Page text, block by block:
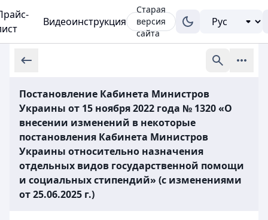
Видеоинструкция
Старая
версия
сайта
Постановление Кабинета Министров
Украины от 15 ноября 2022 года № 1320 «О
внесении изменений в некоторые
постановления Кабинета Министров
Украины относительно назначения
отдельных видов государственной помощи
и социальных стипендий» (с изменениями
от 25.06.2025 г.)